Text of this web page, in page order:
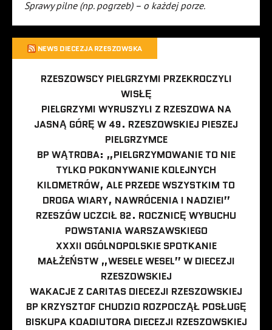
Sprawy pilne (np. pogrzeb) – o każdej porze.
NEWS DIECEZJA RZESZOWSKA
RZESZOWSCY PIELGRZYMI PRZEKROCZYLI
WISŁĘ
PIELGRZYMI WYRUSZYLI Z RZESZOWA NA
JASNĄ GÓRĘ W 49. RZESZOWSKIEJ PIESZEJ
PIELGRZYMCE
BP WĄTROBA: „PIELGRZYMOWANIE TO NIE
TYLKO POKONYWANIE KOLEJNYCH
KILOMETRÓW, ALE PRZEDE WSZYSTKIM TO
DROGA WIARY, NAWRÓCENIA I NADZIEI”
RZESZÓW UCZCIŁ 82. ROCZNICĘ WYBUCHU
POWSTANIA WARSZAWSKIEGO
XXXII OGÓLNOPOLSKIE SPOTKANIE
MAŁŻEŃSTW „WESELE WESEL” W DIECEZJI
RZESZOWSKIEJ
WAKACJE Z CARITAS DIECEZJI RZESZOWSKIEJ
BP KRZYSZTOF CHUDZIO ROZPOCZĄŁ POSŁUGĘ
BISKUPA KOADIUTORA DIECEZJI RZESZOWSKIEJ